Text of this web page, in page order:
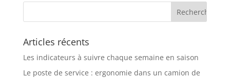
Articles récents
Les indicateurs à suivre chaque semaine en saison
Le poste de service : ergonomie dans un camion de